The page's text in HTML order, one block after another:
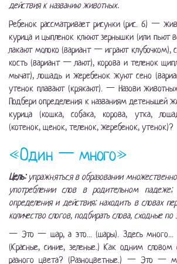
действия к названию животных.
Ребенок рассматривает рисунки (рис. 6) —
курица и цыпленок клюют зернышки (или пьют
лакают молоко (вариант — играют клубочком),
кость (вариант — лают), корова и теленок
мычат), лошадь и жеребенок жуют сено
утенок плавают (крякают). — Назови
Подбери определения к названиям детенышей
курица (кошка, собака, корова, утка,
(котенок, щенок, теленок, жеребенок, утенок)?
«Один — много»
Цель: упражняться в образовании
употреблении слов в родительном
определения и действия; находить в словах
количество слогов, подбирать слова, сходные по
— Это — шар, а это... (шары). Здесь много...
(Красные, синие, зеленые.) Как одним словом
разного цвета? (Разноцветные.) — Это —